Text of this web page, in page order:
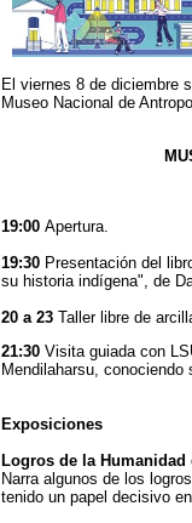
El viernes 8 de diciembre
Museo Nacional de
19:00Apertura.
19:30Presentación del
su historia indígena", de
20 a 23Taller libre de
21:30Visita guiada con
Mendilaharsu,
Exposiciones
Logros de la
Narra algunos de los
tenido un papel decisivo